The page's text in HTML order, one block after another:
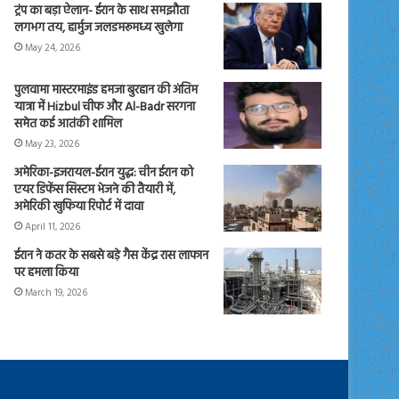
ट्रंप का बड़ा ऐलान- ईरान के साथ समझौता
लगभग तय, हार्मुज जलडमरूमध्य खुलेगा
May 24, 2026
पुलवामा मास्टरमाइंड हमजा बुरहान की अंतिम
यात्रा में Hizbul चीफ और Al-Badr सरगना
समेत कई आतंकी शामिल
May 23, 2026
अमेरिका-इजरायल-ईरान युद्ध: चीन ईरान को
एयर डिफेंस सिस्टम भेजने की तैयारी में,
अमेरिकी खुफिया रिपोर्ट में दावा
April 11, 2026
ईरान ने कतर के सबसे बड़े गैस केंद्र रास लाफान
पर हमला किया
March 19, 2026